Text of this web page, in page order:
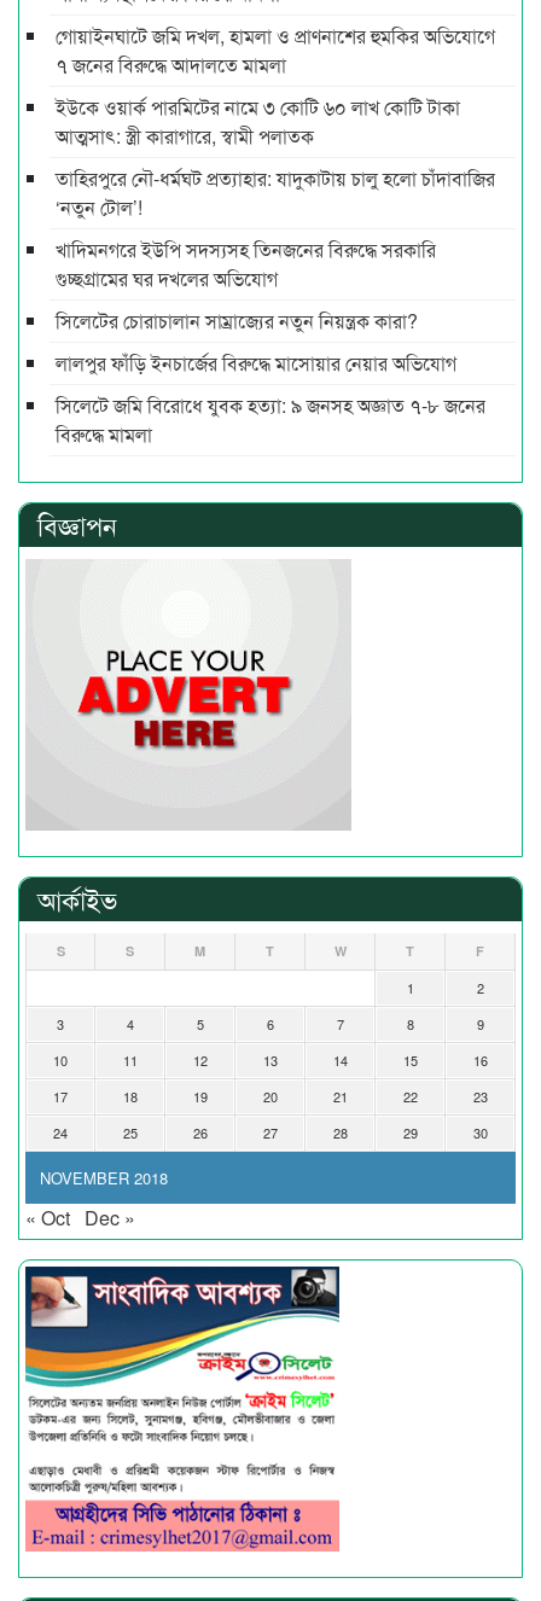
গোয়াইনঘাটে জমি দখল, হামলা ও প্রাণনাশের হুমকির অভিযোগে
৭ জনের বিরুদ্ধে আদালতে মামলা
ইউকে ওয়ার্ক পারমিটের নামে ৩ কোটি ৬০ লাখ কোটি টাকা
আত্মসাৎ: স্ত্রী কারাগারে, স্বামী পলাতক
তাহিরপুরে নৌ-ধর্মঘট প্রত্যাহার: যাদুকাটায় চালু হলো চাঁদাবাজির
‘নতুন টোল’!
খাদিমনগরে ইউপি সদস্যসহ তিনজনের বিরুদ্ধে সরকারি
গুচ্ছগ্রামের ঘর দখলের অভিযোগ
সিলেটের চোরাচালান সাম্রাজ্যের নতুন নিয়ন্ত্রক কারা?
লালপুর ফাঁড়ি ইনচার্জের বিরুদ্ধে মাসোয়ার নেয়ার অভিযোগ
সিলেটে জমি বিরোধে যুবক হত্যা: ৯ জনসহ অজ্ঞাত ৭-৮ জনের
বিরুদ্ধে মামলা
বিজ্ঞাপন
আর্কাইভ
NOVEMBER 2018
S S M T W T F
1
2
3
4 5 6 7 8
9
10
11 12 13 14 15
16
17
18 19 20 21 22
23
24
25 26 27 28 29 30
« Oct Dec »